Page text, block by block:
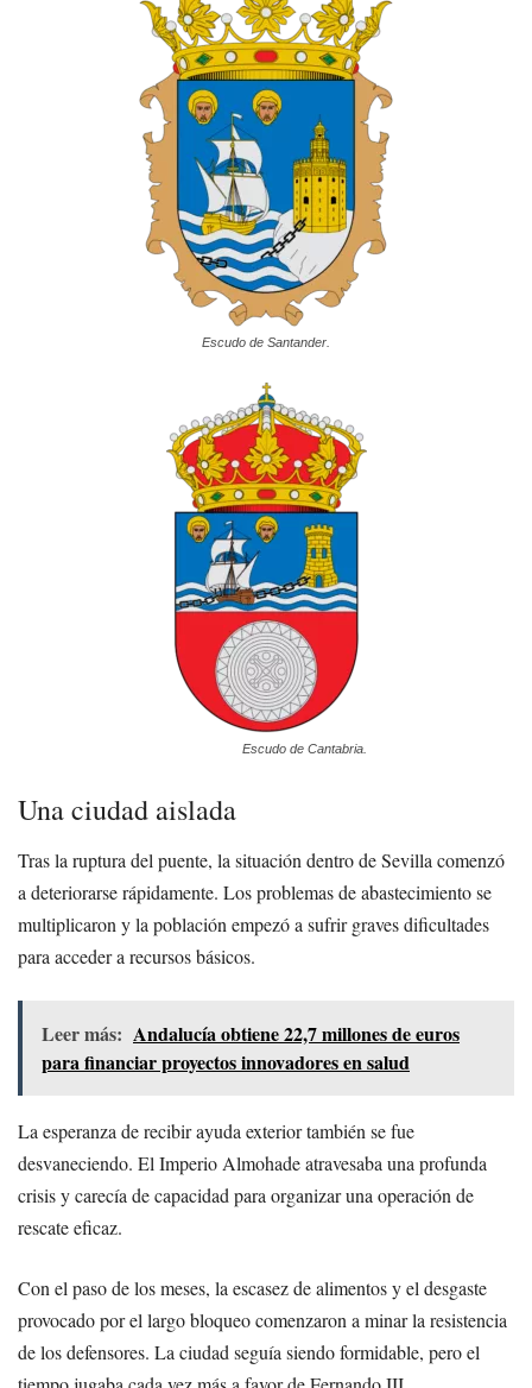
Escudo de Santander.
Escudo de Cantabria.
Una ciudad aislada
Tras la ruptura del puente, la situación dentro de Sevilla comenzó
a deteriorarse rápidamente. Los problemas de abastecimiento se
multiplicaron y la población empezó a sufrir graves dificultades
para acceder a recursos básicos.
Leer más: Andalucía obtiene 22,7 millones de euros
para financiar proyectos innovadores en salud
La esperanza de recibir ayuda exterior también se fue
desvaneciendo. El Imperio Almohade atravesaba una profunda
crisis y carecía de capacidad para organizar una operación de
rescate eficaz.
Con el paso de los meses, la escasez de alimentos y el desgaste
provocado por el largo bloqueo comenzaron a minar la resistencia
de los defensores. La ciudad seguía siendo formidable, pero el